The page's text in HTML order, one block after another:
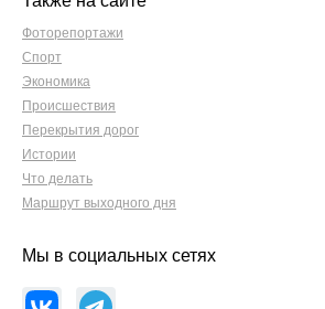
Фоторепортажи
Спорт
Экономика
Происшествия
Перекрытия дорог
Истории
Что делать
Маршрут выходного дня
Мы в социальных сетях